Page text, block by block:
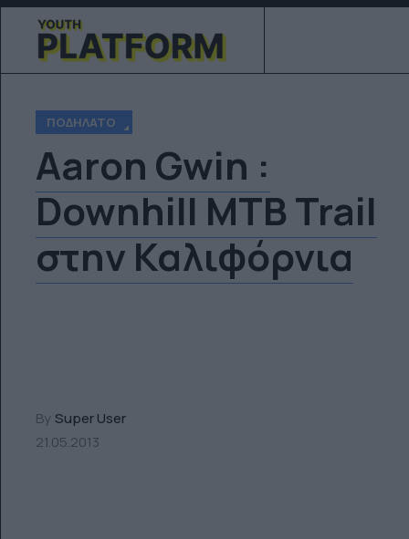
ΠΟΔΉΛΑΤΟ
Aaron Gwin :
Downhill MTB Trail
στην Καλιφόρνια
BySuper User
21.05.2013